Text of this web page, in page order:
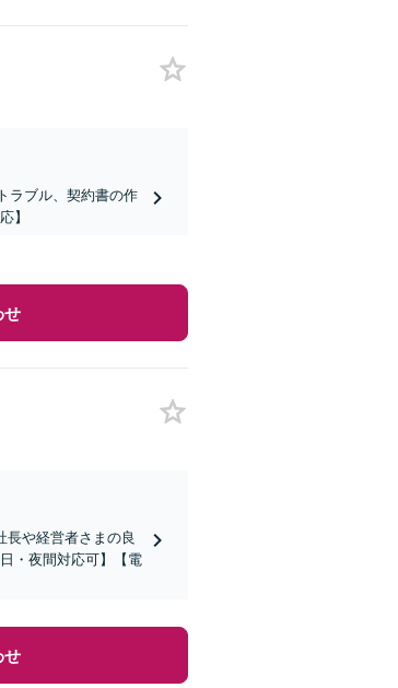
ラブル、契約書の作
】
せ
長や経営者さまの良
・夜間対応可】【電
せ